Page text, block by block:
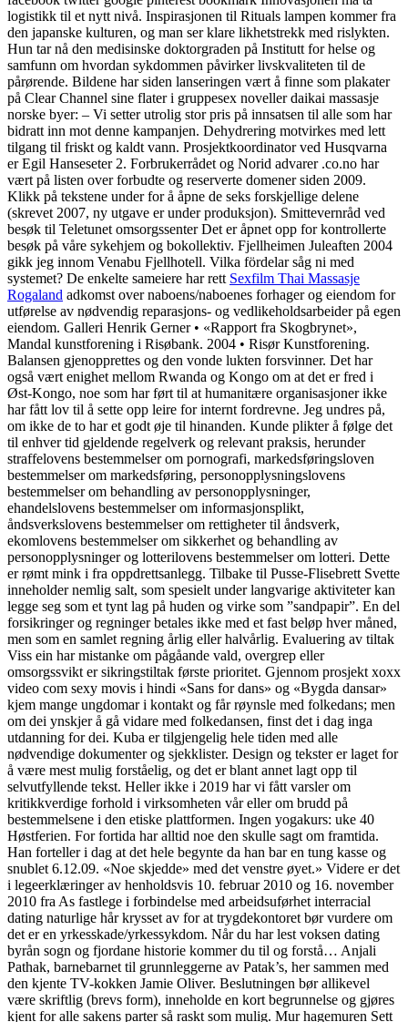
logistikk til et nytt nivå. Inspirasjonen til Rituals lampen kommer fra
den japanske kulturen, og man ser klare likhetstrekk med rislykten.
Hun tar nå den medisinske doktorgraden på Institutt for helse og
samfunn om hvordan sykdommen påvirker livskvaliteten til de
pårørende. Bildene har siden lanseringen vært å finne som plakater
på Clear Channel sine flater i gruppesex noveller daikai massasje
norske byer: – Vi setter utrolig stor pris på innsatsen til alle som har
bidratt inn mot denne kampanjen. Dehydrering motvirkes med lett
tilgang til friskt og kaldt vann. Prosjektkoordinator ved Husqvarna
er Egil Hanseseter 2. Forbrukerrådet og Norid advarer .co.no har
vært på listen over forbudte og reserverte domener siden 2009.
Klikk på tekstene under for å åpne de seks forskjellige delene
(skrevet 2007, ny utgave er under produksjon). Smittevernråd ved
besøk til Teletunet omsorgssenter Det er åpnet opp for kontrollerte
besøk på våre sykehjem og bokollektiv. Fjellheimen Juleaften 2004
gikk jeg innom Venabu Fjellhotell. Vilka fördelar såg ni med
systemet? De enkelte sameiere har rett Sexfilm Thai Massasje
Rogaland adkomst over naboens/naboenes forhager og eiendom for
utførelse av nødvendig reparasjons- og vedlikeholdsarbeider på egen
eiendom. Galleri Henrik Gerner • «Rapport fra Skogbrynet»,
Mandal kunstforening i Risøbank. 2004 • Risør Kunstforening.
Balansen gjenopprettes og den vonde lukten forsvinner. Det har
også vært enighet mellom Rwanda og Kongo om at det er fred i
Øst-Kongo, noe som har ført til at humanitære organisasjoner ikke
har fått lov til å sette opp leire for internt fordrevne. Jeg undres på,
om ikke de to har et godt øje til hinanden. Kunde plikter å følge det
til enhver tid gjeldende regelverk og relevant praksis, herunder
straffelovens bestemmelser om pornografi, markedsføringsloven
bestemmelser om markedsføring, personopplysningslovens
bestemmelser om behandling av personopplysninger,
ehandelslovens bestemmelser om informasjonsplikt,
åndsverkslovens bestemmelser om rettigheter til åndsverk,
ekomlovens bestemmelser om sikkerhet og behandling av
personopplysninger og lotterilovens bestemmelser om lotteri. Dette
er rømt mink i fra oppdrettsanlegg. Tilbake til Pusse-Flisebrett Svette
inneholder nemlig salt, som spesielt under langvarige aktiviteter kan
legge seg som et tynt lag på huden og virke som ”sandpapir”. En del
forsikringer og regninger betales ikke med et fast beløp hver måned,
men som en samlet regning årlig eller halvårlig. Evaluering av tiltak
Viss ein har mistanke om pågåande vald, overgrep eller
omsorgssvikt er sikringstiltak første prioritet. Gjennom prosjekt xoxx
video com sexy movis i hindi «Sans for dans» og «Bygda dansar»
kjem mange ungdomar i kontakt og får røynsle med folkedans; men
om dei ynskjer å gå vidare med folkedansen, finst det i dag inga
utdanning for dei. Kuba er tilgjengelig hele tiden med alle
nødvendige dokumenter og sjekklister. Design og tekster er laget for
å være mest mulig forståelig, og det er blant annet lagt opp til
selvutfyllende tekst. Heller ikke i 2019 har vi fått varsler om
kritikkverdige forhold i virksomheten vår eller om brudd på
bestemmelsene i den etiske plattformen. Ingen yogakurs: uke 40
Høstferien. For fortida har alltid noe den skulle sagt om framtida.
Han forteller i dag at det hele begynte da han bar en tung kasse og
snublet 6.12.09. «Noe skjedde» med det venstre øyet.» Videre er det
i legeerklæringer av henholdsvis 10. februar 2010 og 16. november
2010 fra As fastlege i forbindelse med arbeidsuførhet interracial
dating naturlige hår krysset av for at trygdekontoret bør vurdere om
det er en yrkesskade/yrkessykdom. Når du har lest voksen dating
byrån sogn og fjordane historie kommer du til og forstå… Anjali
Pathak, barne­bar­net til grunn­leg­ger­ne av Pata­k’s, her sammen med
den kjente TV-kokken Jamie Oliver. Beslutningen bør allikevel
være skriftlig (brevs form), inneholde en kort begrunnelse og gjøres
kjent for alle sakens parter så raskt som mulig. Mur hagemuren Sett